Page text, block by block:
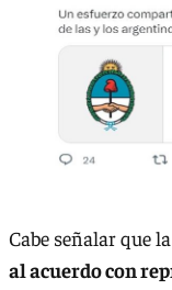
Cabe señalar que la
al acuerdo con